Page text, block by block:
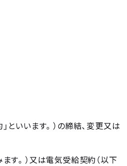
いいます。）の締結、変更又は
す。）又は電気受給契約（以下